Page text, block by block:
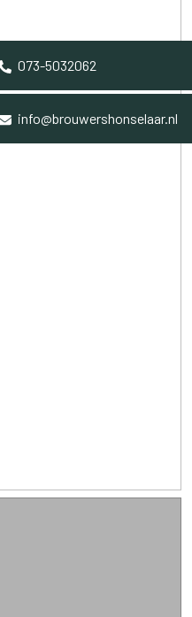
073-5032062
info@brouwershonselaar.nl